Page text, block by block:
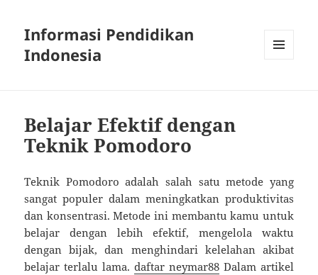
Informasi Pendidikan
Indonesia
Belajar Efektif dengan
Teknik Pomodoro
Teknik Pomodoro adalah salah satu metode yang
sangat populer dalam meningkatkan produktivitas
dan konsentrasi. Metode ini membantu kamu untuk
belajar dengan lebih efektif, mengelola waktu
dengan bijak, dan menghindari kelelahan akibat
belajar terlalu lama. daftar neymar88Dalam artikel